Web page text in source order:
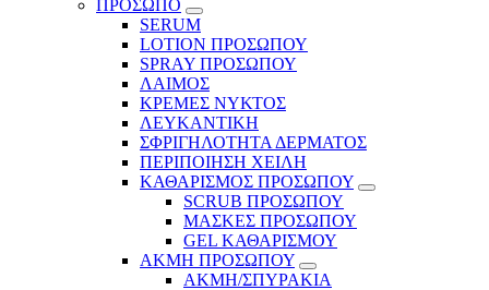
ΠΡΟΣΩΠΟ
SERUM
LOTION ΠΡΟΣΩΠΟΥ
SPRAY ΠΡΟΣΩΠΟΥ
ΛΑΙΜΟΣ
ΚΡΕΜΕΣ ΝΥΚΤΟΣ
ΛΕΥΚΑΝΤΙΚΗ
ΣΦΡΙΓΗΛΟΤΗΤΑ ΔΕΡΜΑΤΟΣ
ΠΕΡΙΠΟΙΗΣΗ ΧΕΙΛΗ
ΚΑΘΑΡΙΣΜΟΣ ΠΡΟΣΩΠΟΥ
SCRUB ΠΡΟΣΩΠΟΥ
ΜΑΣΚΕΣ ΠΡΟΣΩΠΟΥ
GEL ΚΑΘΑΡΙΣΜΟΥ
ΑΚΜΗ ΠΡΟΣΩΠΟΥ
ΑΚΜΗ/ΣΠΥΡΑΚΙΑ